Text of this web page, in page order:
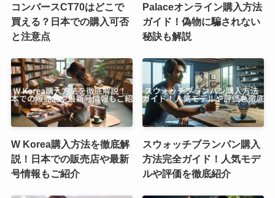
コンバースCT70はどこで
買える？日本での購入可否
と注意点
Palaceオンライン購入方法
ガイド！偽物に騙されない
秘訣も解説
W Korea購入方法を徹底解
説！日本での販売店や最新
号情報もご紹介
スウォッチブランパン購入
方法完全ガイド！人気モデ
ルや評価を徹底紹介